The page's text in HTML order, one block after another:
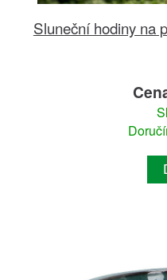
Sluneční hodiny na